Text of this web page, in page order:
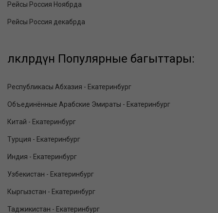
Рейсы Россия Ноябрда
Рейсы Россия декабрда
өлкөлөрдүн Популярные багыттары:
Республикасы Абхазия - Екатеринбург
Объединённые Арабские Эмираты - Екатеринбург
Китай - Екатеринбург
Турция - Екатеринбург
Индия - Екатеринбург
Узбекистан - Екатеринбург
Кыргызстан - Екатеринбург
Таджикистан - Екатеринбург